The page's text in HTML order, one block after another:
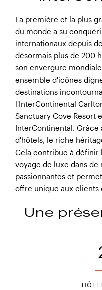
Washington
Corée du Sud
La première et la plus
du monde a su
internationaux depuis
désormais plus de 200
son envergure
ensemble d'icônes
destinations
l'InterContinental
Sanctuary Cove Resort
InterContinental. Grâce
d'hôtels, le riche
Cela contribue à définir
voyage de luxe dans
passionnantes et
offre unique aux clients
Une